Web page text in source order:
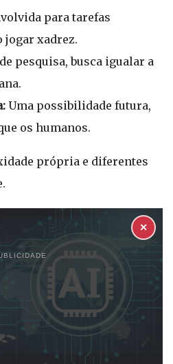
para tarefas
jogar xadrez.
pesquisa, busca igualar a
Uma possibilidade futura,
os humanos.
própria e diferentes
✕